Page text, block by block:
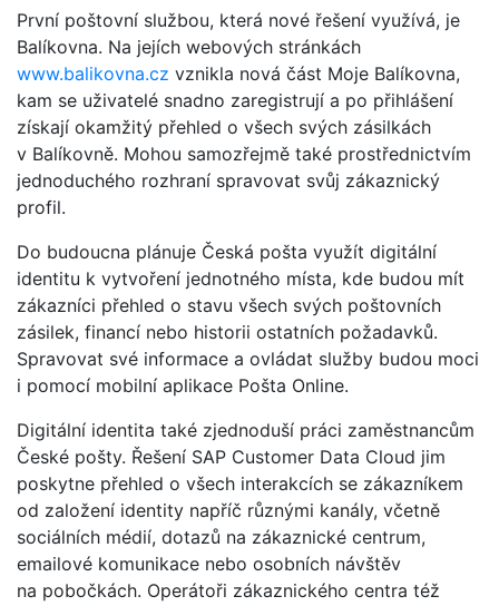
První poštovní službou, která nové řešení využívá, je
Balíkovna. Na jejích webových stránkách
www.balikovna.cz vznikla nová část Moje Balíkovna,
kam se uživatelé snadno zaregistrují a po přihlášení
získají okamžitý přehled o všech svých zásilkách
v Balíkovně. Mohou samozřejmě také prostřednictvím
jednoduchého rozhraní spravovat svůj zákaznický
profil.
Do budoucna plánuje Česká pošta využít digitální
identitu k vytvoření jednotného místa, kde budou mít
zákazníci přehled o stavu všech svých poštovních
zásilek, financí nebo historii ostatních požadavků.
Spravovat své informace a ovládat služby budou moci
i pomocí mobilní aplikace Pošta Online.
Digitální identita také zjednoduší práci zaměstnancům
České pošty. Řešení SAP Customer Data Cloud jim
poskytne přehled o všech interakcích se zákazníkem
od založení identity napříč různými kanály, včetně
sociálních médií, dotazů na zákaznické centrum,
emailové komunikace nebo osobních návštěv
na pobočkách. Operátoři zákaznického centra též